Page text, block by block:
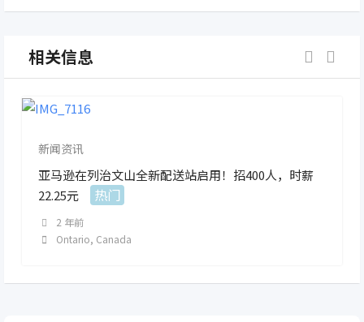
相关信息
新闻资讯
亚马逊在列治文山全新配送站启用！招400人，时薪
22.25元
热门
2 年前
Ontario, Canada